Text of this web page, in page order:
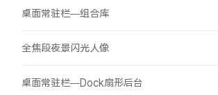
桌面常驻栏—组合库
全焦段夜景闪光人像
桌面常驻栏—Dock扇形后台